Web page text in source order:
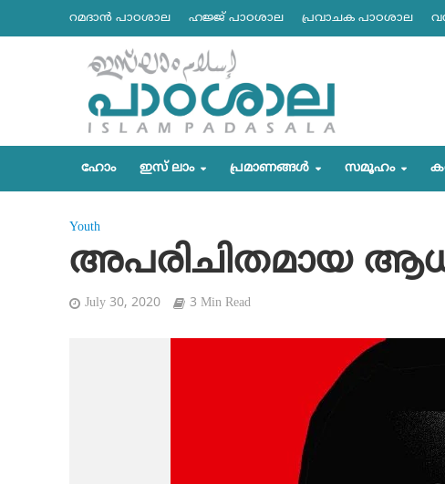
റമദാന്‍ പാഠശാല ഹജ്ജ് പാഠശാല പ്രവാചക പാഠശാല
ഹോം ഇസ് ലാം പ്രമാണങ്ങള്‍ സമൂഹം
Youth
അപരിചിതമായ
July 30, 2020 3 Min Read